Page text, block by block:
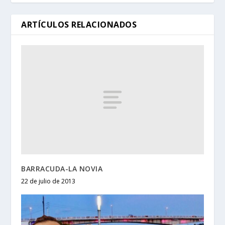
ARTÍCULOS RELACIONADOS
BARRACUDA-LA NOVIA
22 de julio de 2013